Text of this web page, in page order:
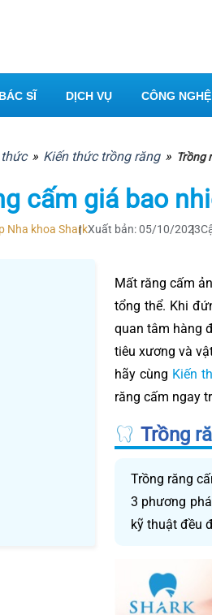
BÁC SĨ DỊCH VỤ CÔNG
» Kiến thức trồng răng » Trồng
cấm giá bao
Nha khoa SharkXuất bản: 05/10/2023
Mất răng cấm
tổng thể. Khi
quan tâm hàng
tiêu xương và
hãy cùng Kiến
răng cấm ngay
Trồng
Trồng răng
3 phương
kỹ thuật đều